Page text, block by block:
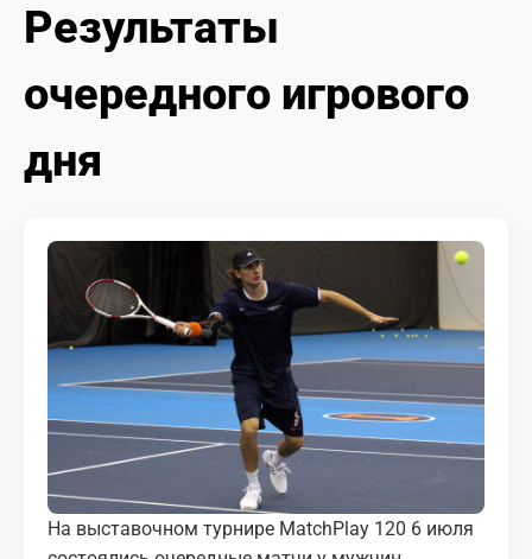
НОВОСТИ
ДОКУМЕНТЫ
ПЕРСОНАЛИИ
КОРТЫ
КОНТАКТЫ
Результаты
очередного игрового
дня
На выставочном турнире MatchPlay 120 6 июля